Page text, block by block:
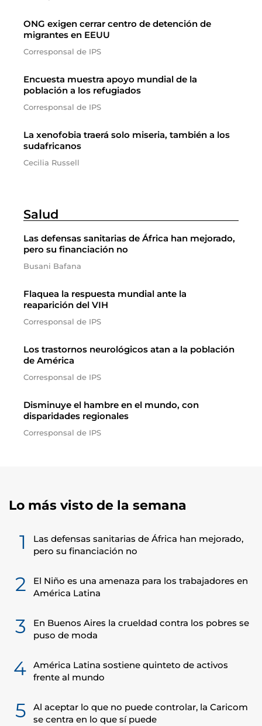
ONG exigen cerrar centro de detención de
migrantes en EEUU
Corresponsal de IPS
Encuesta muestra apoyo mundial de la
población a los refugiados
Corresponsal de IPS
La xenofobia traerá solo miseria, también a los
sudafricanos
Cecilia Russell
Salud
Las defensas sanitarias de África han mejorado,
pero su financiación no
Busani Bafana
Flaquea la respuesta mundial ante la
reaparición del VIH
Corresponsal de IPS
Los trastornos neurológicos atan a la población
de América
Corresponsal de IPS
Disminuye el hambre en el mundo, con
disparidades regionales
Corresponsal de IPS
Lo más visto de la semana
1
Las defensas sanitarias de África han mejorado,
pero su financiación no
2
El Niño es una amenaza para los trabajadores en
América Latina
3
En Buenos Aires la crueldad contra los pobres se
puso de moda
4
América Latina sostiene quinteto de activos
frente al mundo
5
Al aceptar lo que no puede controlar, la Caricom
se centra en lo que sí puede